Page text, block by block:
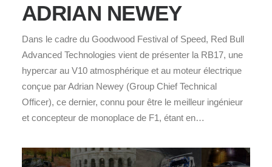
ADRIAN NEWEY
Dans le cadre du Goodwood Festival of Speed, Red Bull
Advanced Technologies vient de présenter la RB17, une
hypercar au V10 atmosphérique et au moteur électrique
conçue par Adrian Newey (Group Chief Technical
Officer), ce dernier, connu pour être le meilleur ingénieur
et concepteur de monoplace de F1, étant en…